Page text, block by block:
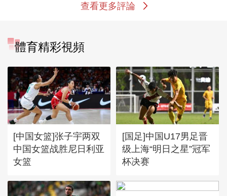
查看更多評論
體育精彩視頻
[中国女篮]张子宇两双
中国女篮战胜尼日利亚
女篮
[国足]中国U17男足晋
级上海“明日之星”冠军
杯决赛